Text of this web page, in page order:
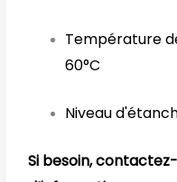
Température
60°C
Niveau
Si besoin,